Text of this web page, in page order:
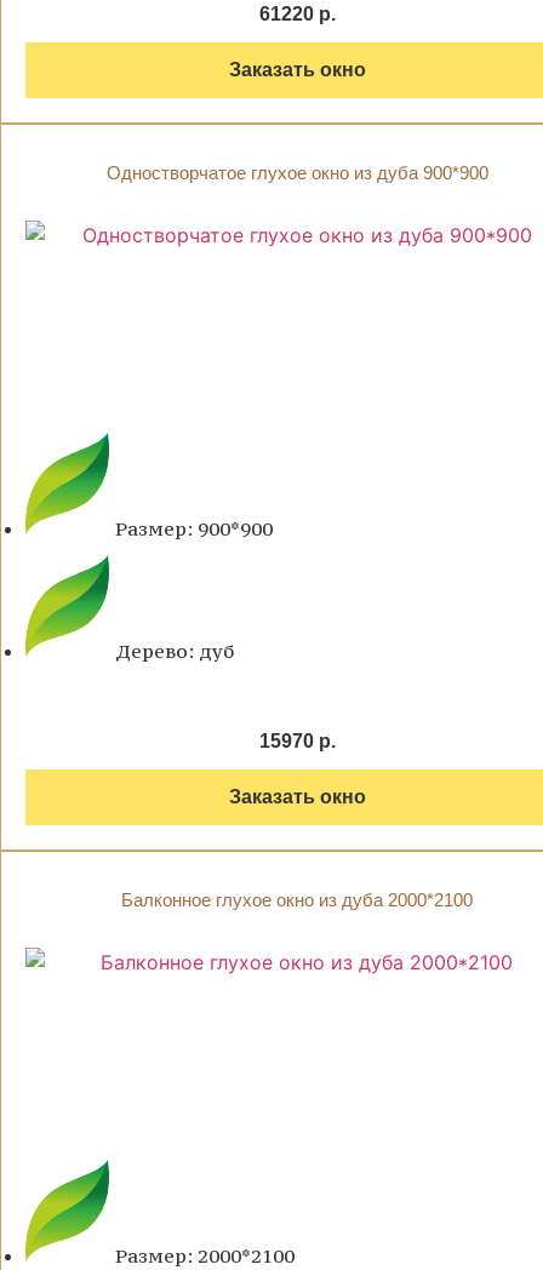
61220 р.
Заказать окно
Одностворчатое глухое окно из дуба 900*900
Размер: 900*900
Дерево: дуб
15970 р.
Заказать окно
Балконное глухое окно из дуба 2000*2100
Размер: 2000*2100